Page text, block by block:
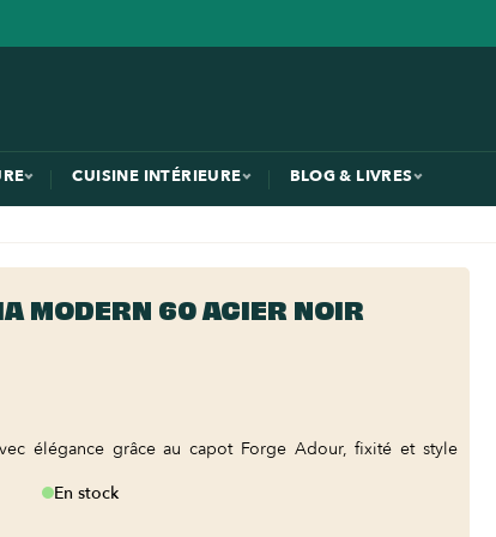
CUISINE INTÉRIEURE BLOG & LIVRES
MODERN 60 ACIER NOIR
élégance grâce au capot Forge Adour, fixité et style
En stock